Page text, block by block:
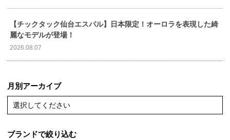
【チックタック仙台エスパル】日本限定！オーロラを表現した綺
麗なモデルが登場！
2026.08.07
月別アーカイブ
選択してください
ブランドで絞り込む